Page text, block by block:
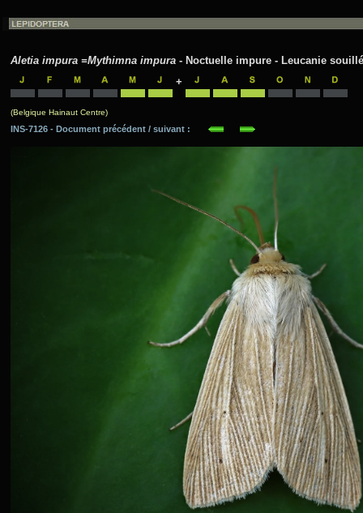
Aletia impura =Mythimna impura - Noctuelle impure - Leucanie
+
(Belgique Hainaut Centre)
INS-7126 - Document précédent / suivant :